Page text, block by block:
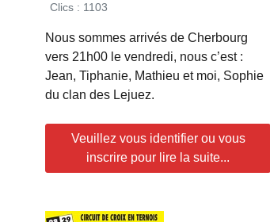
Clics : 1103
Nous sommes arrivés de Cherbourg
vers 21h00 le vendredi, nous c’est :
Jean, Tiphanie, Mathieu et moi, Sophie
du clan des Lejuez.
Veuillez vous identifier ou vous
inscrire pour lire la suite...